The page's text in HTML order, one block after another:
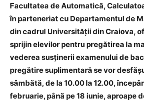
Facultatea de Automatică,
în parteneriat cu Departamentul de
din cadrul Universităţii din Craiova,
sprijin elevilor pentru pregătirea la
vederea susţinerii examenului de
pregătire suplimentară se vor
sâmbătă, de la 10.00 la 12.00,
februarie, până pe 18 iunie, aproape